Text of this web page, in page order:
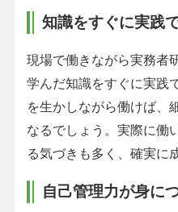
知識をすぐに実践
現場で働きながら実務者
学んだ知識をすぐに実践
を生かしながら働けば、
なるでしょう。実際に働
る気づきも多く、確実に
自己管理力が身に